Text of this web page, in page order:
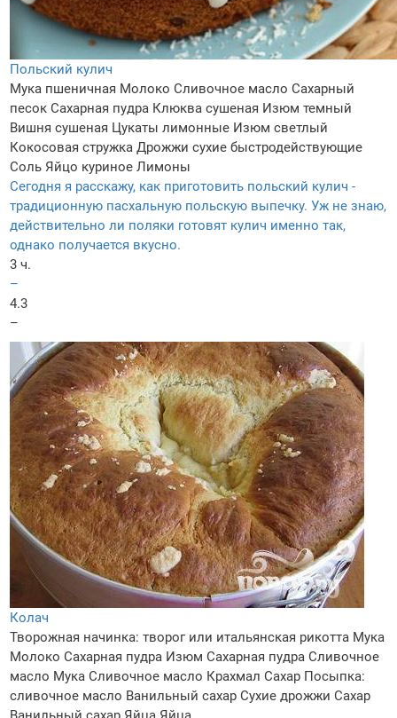
Польский кулич
Мука пшеничная Молоко Сливочное масло Сахарный
песок Сахарная пудра Клюква сушеная Изюм темный
Вишня сушеная Цукаты лимонные Изюм светлый
Кокосовая стружка Дрожжи сухие быстродействующие
Соль Яйцо куриное Лимоны
Сегодня я расскажу, как приготовить польский кулич -
традиционную пасхальную польскую выпечку. Уж не знаю,
действительно ли поляки готовят кулич именно так,
однако получается вкусно.
3 ч.
–
4.3
–
Колач
Творожная начинка: творог или итальянская рикотта Мука
Молоко Сахарная пудра Изюм Сахарная пудра Сливочное
масло Мука Сливочное масло Крахмал Сахар Посыпка:
сливочное масло Ванильный сахар Сухие дрожжи Сахар